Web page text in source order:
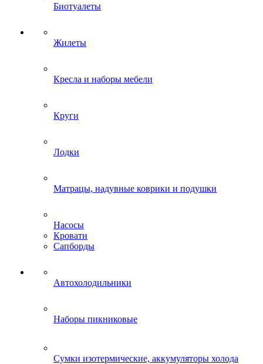
Биотуалеты
Жилеты
Кресла и наборы мебели
Круги
Лодки
Матрацы, надувные коврики и подушки
Насосы
Кровати
Сапборды
Автохолодильники
Наборы пикниковые
Сумки изотермические, аккумуляторы холода